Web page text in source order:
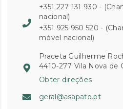
+351 227 131 930 -
nacional)
+351 925 950 520 -
móvel nacional)
Praceta Guilherme
4410-277 Vila Nova de
Obter direções
geral@asapato.pt